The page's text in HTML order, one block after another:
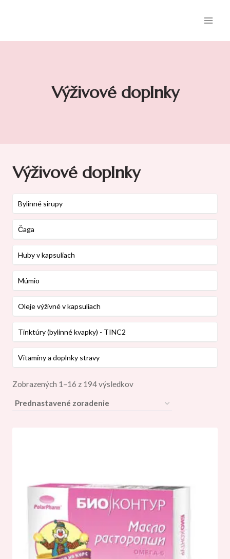
Výživové doplnky
Výživové doplnky
Bylinné sirupy
Čaga
Huby v kapsuliach
Múmio
Oleje výživné v kapsuliach
Tinktúry (bylinné kvapky) - TINC2
Vitamíny a doplnky stravy
Zobrazených 1–16 z 194 výsledkov